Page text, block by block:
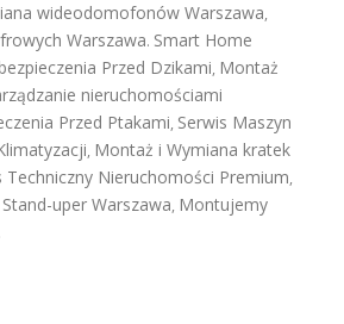
wideodomofonów Warszawa,
Warszawa. Smart Home
Przed Dzikami, Montaż
nieruchomościami
Przed Ptakami, Serwis Maszyn
, Montaż i Wymiana kratek
Techniczny Nieruchomości Premium,
uper Warszawa, Montujemy